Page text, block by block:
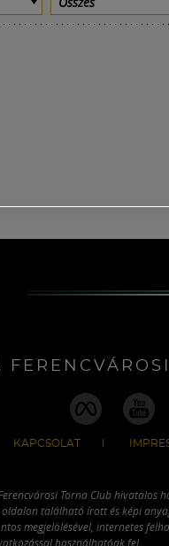
KAPCSOLAT
Torna Club hivatalos
oldalon található írott és képi
megjelölésével, internetes
használhatóak fel.